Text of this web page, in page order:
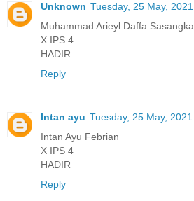
Unknown Tuesday, 25 May, 2021
Muhammad Arieyl Daffa Sasangka
X IPS 4
HADIR
Reply
Intan ayu Tuesday, 25 May, 2021
Intan Ayu Febrian
X IPS 4
HADIR
Reply